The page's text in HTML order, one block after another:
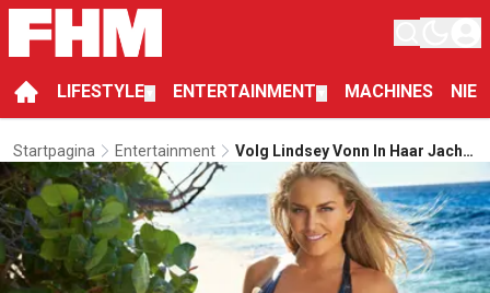
LIFESTYLE ENTERTAINMENT MACHINES
Startpagina Entertainment
Volg Lindsey Vonn In Haar Jacht
Om Meest Succesvolle
Alpineskiër Te Worden